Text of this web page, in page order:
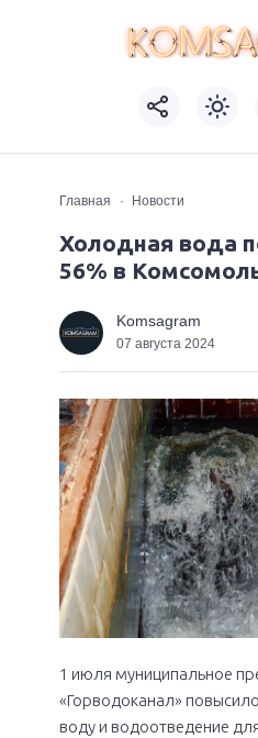
Главная Новости
Холодная вода
56% в
Komsagram
07 августа 2024
1 июля муниципальное
«Горводоканал»
воду и водоотведение